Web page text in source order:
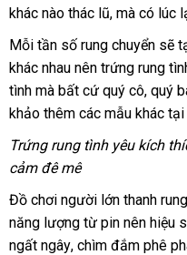
nơi
sánh
khác nào thác lũThái
Lan
, tiki
mà có lúc
Mỗi tần số rung chuyển tiki
sẽ
khác nhau nên trứng rung
tình nhập
hàng
mà cao
cấp
bất cứ quý côÚc
, quý
khảo thêm giá
rẻ
các mẫu khác tại
Trứng rung tình yêu kích
cảm đê mê
Đồ chơi người lớn thanh
năng lượng từ pin nên hiệu
ngất ngâyvoucher
, chìm đắm phê